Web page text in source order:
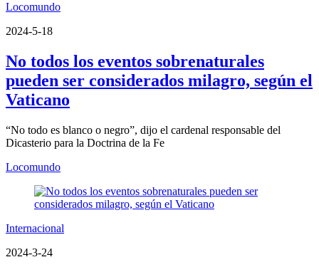
Locomundo
2024-5-18
No todos los eventos sobrenaturales
pueden ser considerados milagro, según el
Vaticano
“No todo es blanco o negro”, dijo el cardenal responsable del
Dicasterio para la Doctrina de la Fe
Locomundo
Internacional
2024-3-24